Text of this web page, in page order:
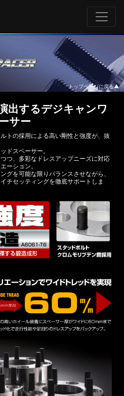
スペーサー
トップページに戻る▲
出するデジキャンワ
サー
トの採用による高い剛性と強度が、抜
ドスペーサー。
つ、多彩なドレスアップニーズに対応
ーション。
グを可能な限りバランスさせながら、
チセッティングを徹底サポートしま